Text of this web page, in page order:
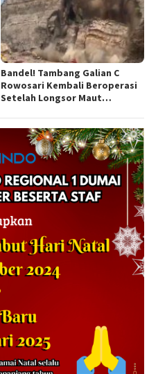
Bandel! Tambang Galian C
Rowosari Kembali Beroperasi
Setelah Longsor Maut